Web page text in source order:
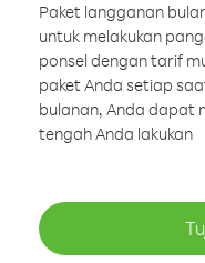
Paket langganan
untuk melakukan
ponsel dengan tarif
paket Anda setiap
bulanan, Anda dapat
tengah Anda lakukan